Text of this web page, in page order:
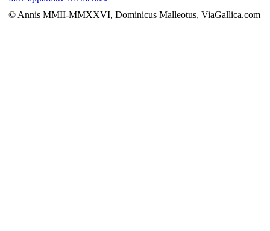
© Annis MMII-MMXXVI, Dominicus Malleotus, ViaGallica.com